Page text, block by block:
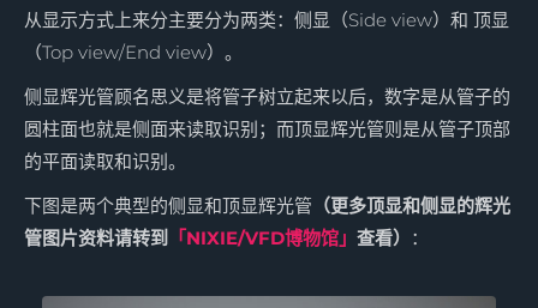
从显示方式上来分主要分为两类：侧显（Side view）和 顶显
（Top view/End view）。
侧显辉光管顾名思义是将管子树立起来以后，数字是从管子的
圆柱面也就是侧面来读取识别；而顶显辉光管则是从管子顶部
的平面读取和识别。
下图是两个典型的侧显和顶显辉光管 （更多顶显和侧显的辉光
管图片资料请转到 「NIXIE/VFD博物馆」 查看） ：